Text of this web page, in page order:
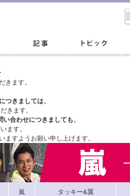
きます。
つきましては、
きます。
い合わせにつきましても、
ます。
ますようお願い申し上げます。
嵐 タッキー&翼